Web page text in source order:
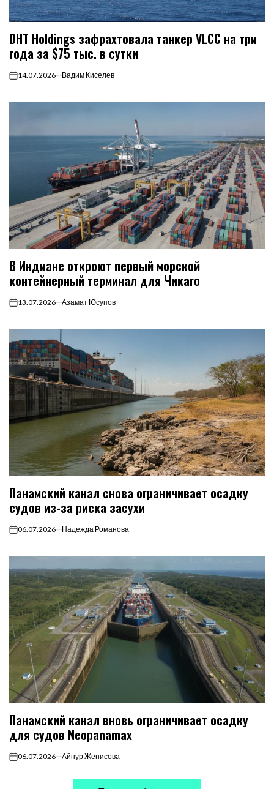
DHT Holdings зафрахтовала танкер VLCC на три
года за $75 тыс. в сутки
on14.07.2026 Вадим Киселев
В Индиане откроют первый морской
контейнерный терминал для Чикаго
on13.07.2026 Азамат Юсупов
Панамский канал снова ограничивает осадку
судов из-за риска засухи
on06.07.2026 Надежда Романова
Панамский канал вновь ограничивает осадку
для судов Neopanamax
on06.07.2026 Айнур Женисова